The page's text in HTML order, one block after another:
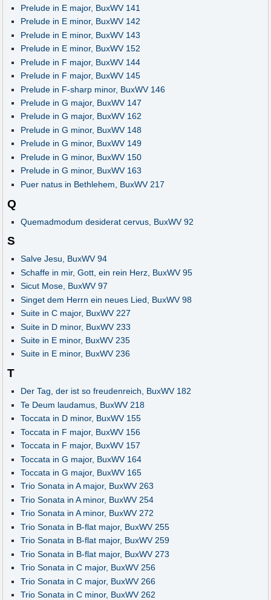
Prelude in E major, BuxWV 141
Prelude in E minor, BuxWV 142
Prelude in E minor, BuxWV 143
Prelude in E minor, BuxWV 152
Prelude in F major, BuxWV 144
Prelude in F major, BuxWV 145
Prelude in F-sharp minor, BuxWV 146
Prelude in G major, BuxWV 147
Prelude in G major, BuxWV 162
Prelude in G minor, BuxWV 148
Prelude in G minor, BuxWV 149
Prelude in G minor, BuxWV 150
Prelude in G minor, BuxWV 163
Puer natus in Bethlehem, BuxWV 217
Q
Quemadmodum desiderat cervus, BuxWV 92
S
Salve Jesu, BuxWV 94
Schaffe in mir, Gott, ein rein Herz, BuxWV 95
Sicut Mose, BuxWV 97
Singet dem Herrn ein neues Lied, BuxWV 98
Suite in C major, BuxWV 227
Suite in D minor, BuxWV 233
Suite in E minor, BuxWV 235
Suite in E minor, BuxWV 236
T
Der Tag, der ist so freudenreich, BuxWV 182
Te Deum laudamus, BuxWV 218
Toccata in D minor, BuxWV 155
Toccata in F major, BuxWV 156
Toccata in F major, BuxWV 157
Toccata in G major, BuxWV 164
Toccata in G major, BuxWV 165
Trio Sonata in A major, BuxWV 263
Trio Sonata in A minor, BuxWV 254
Trio Sonata in A minor, BuxWV 272
Trio Sonata in B-flat major, BuxWV 255
Trio Sonata in B-flat major, BuxWV 259
Trio Sonata in B-flat major, BuxWV 273
Trio Sonata in C major, BuxWV 256
Trio Sonata in C major, BuxWV 266
Trio Sonata in C minor, BuxWV 262